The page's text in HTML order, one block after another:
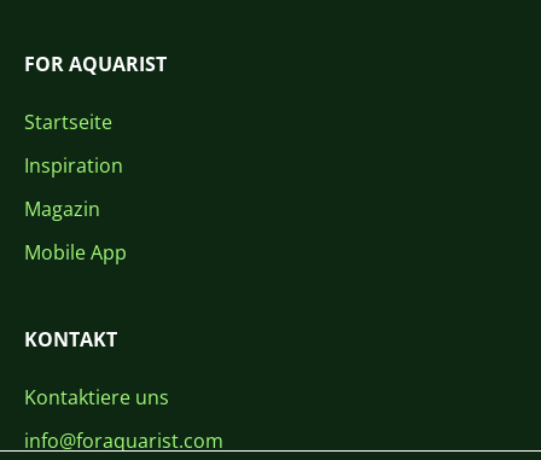
FOR AQUARIST
Startseite
Inspiration
Magazin
Mobile App
KONTAKT
Kontaktiere uns
info@foraquarist.com